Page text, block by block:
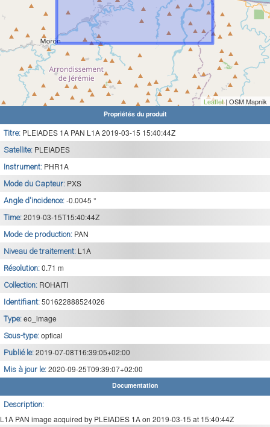
Leaflet| OSM Mapnik
Propriétés du produit
Titre: PLEIADES 1A PAN L1A 2019-03-15 15:40:44Z
Satellite: PLEIADES
Instrument: PHR1A
Mode du Capteur: PXS
Angle d'incidence: -0.0045 °
Time: 2019-03-15T15:40:44Z
Mode de production: PAN
Niveau de traitement: L1A
Résolution: 0.71 m
Collection: ROHAITI
Identifiant: 501622888524026
Type: eo_image
Sous-type: optical
Publié le: 2019-07-08T16:39:05+02:00
Mis à jour le: 2020-09-25T09:39:07+02:00
Documentation
Description:
L1A PAN image acquired by PLEIADES 1A on 2019-03-15 at 15:40:44Z